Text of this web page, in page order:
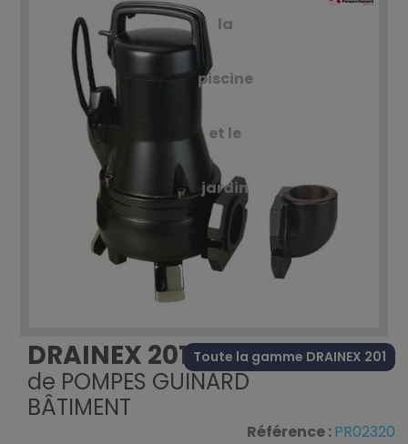
la
piscine
et le
jardin
DRAINEX 201 M
de POMPES GUINARD
BÂTIMENT
Toute la gamme DRAINEX 201
Référence :PR02320